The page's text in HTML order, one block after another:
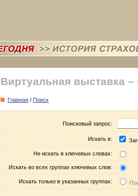
Виртуальная выставка –
Главная / Поиск
Поисковый запрос:
Искать в:
Не искать в ключевых словах:
Искать во всех группах ключевых слов:
Искать только в указанных группах: